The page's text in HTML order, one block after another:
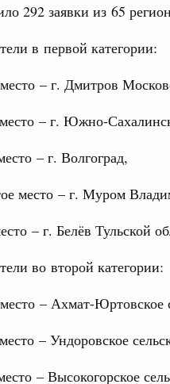
292 заявки из 65
в первой категории:
– г. Дмитров
– г. Южно-
– г. Волгоград,
место – г. Муром
– г. Белёв Тульской
во второй категории:
– Ахмат-Юртовское
– Ундоровское
– Высокогорское